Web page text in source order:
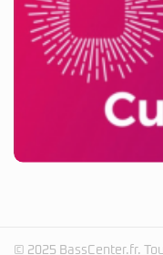
© 2025 BassCenter.fr.